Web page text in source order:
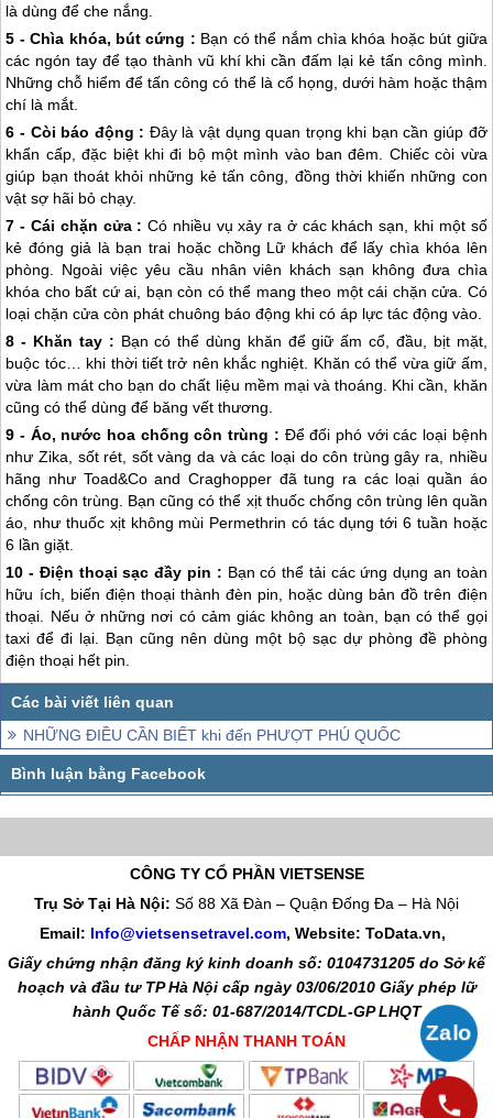
là dùng để che nắng.
5 - Chìa khóa, bút cứng : Bạn có thể nắm chìa khóa hoặc bút giữa
các ngón tay để tạo thành vũ khí khi cần đấm lại kẻ tấn công mình.
Những chỗ hiểm để tấn công có thể là cổ họng, dưới hàm hoặc thậm
chí là mắt.
6 - Còi báo động : Đây là vật dụng quan trọng khi bạn cần giúp đỡ
khẩn cấp, đặc biệt khi đi bộ một mình vào ban đêm. Chiếc còi vừa
giúp bạn thoát khỏi những kẻ tấn công, đồng thời khiến những con
vật sợ hãi bỏ chạy.
7 - Cái chặn cửa : Có nhiều vụ xảy ra ở các khách sạn, khi một số
kẻ đóng giả là bạn trai hoặc chồng Lữ khách để lấy chìa khóa lên
phòng. Ngoài việc yêu cầu nhân viên khách sạn không đưa chìa
khóa cho bất cứ ai, bạn còn có thể mang theo một cái chặn cửa. Có
loại chặn cửa còn phát chuông báo động khi có áp lực tác động vào.
8 - Khăn tay : Bạn có thể dùng khăn để giữ ấm cổ, đầu, bịt mặt,
buộc tóc… khi thời tiết trở nên khắc nghiệt. Khăn có thể vừa giữ ấm,
vừa làm mát cho bạn do chất liệu mềm mại và thoáng. Khi cần, khăn
cũng có thể dùng để băng vết thương.
9 - Áo, nước hoa chống côn trùng : Để đối phó với các loại bệnh
như Zika, sốt rét, sốt vàng da và các loại do côn trùng gây ra, nhiều
hãng như Toad&Co and Craghopper đã tung ra các loại quần áo
chống côn trùng. Bạn cũng có thể xịt thuốc chống côn trùng lên quần
áo, như thuốc xịt không mùi Permethrin có tác dụng tới 6 tuần hoặc
6 lần giặt.
10 - Điện thoại sạc đầy pin : Bạn có thể tải các ứng dụng an toàn
hữu ích, biến điện thoại thành đèn pin, hoặc dùng bản đồ trên điện
thoại. Nếu ở những nơi có cảm giác không an toàn, bạn có thể gọi
taxi để đi lại. Bạn cũng nên dùng một bộ sạc dự phòng đề phòng
điện thoại hết pin.
NHỮNG ĐIỀU CẦN BIẾT khi đến PHƯỢT PHÚ QUỐC
CÔNG TY CỔ PHẦN VIETSENSE
Trụ Sở Tại Hà Nội: Số 88 Xã Đàn – Quận Đống Đa – Hà Nội
Email: Info@vietsensetravel.com, Website: ToData.vn,
Giấy chứng nhận đăng ký kinh doanh số: 0104731205 do Sở kế
hoạch và đầu tư TP Hà Nội cấp ngày 03/06/2010 Giấy phép lữ
hành Quốc Tế số: 01-687/2014/TCDL-GP LHQT
CHẤP NHẬN THANH TOÁN